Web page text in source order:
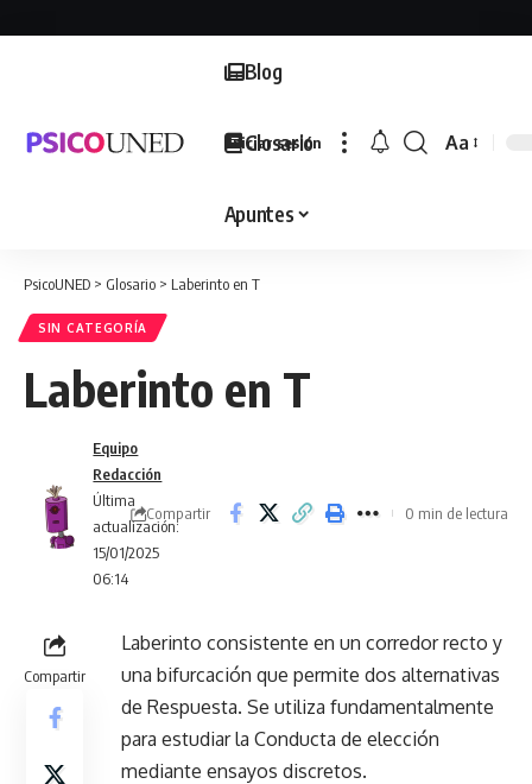
Blog
Glosario
Apuntes
Iniciar sesión
Font
Aa
PsicoUNED > Glosario > Laberinto en T
SIN CATEGORÍA
Laberinto en T
Última
actualización:
15/01/2025
06:14
Equipo
Redacción
Compartir 0 min de lectura
Compartir
Laberinto consistente en un corredor recto y
una bifurcación que permite dos alternativas
de Respuesta. Se utiliza fundamentalmente
para estudiar la Conducta de elección
mediante ensayos discretos.